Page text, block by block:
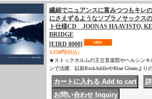
繊細でニュアンスに富みつつもキレ
にさえずるようなソプラノサックス
ト仕様CD JOONAS HAAVISTO,
BRIDGE
[EIRD 8008]
3,150円(税込)
★ストックホルムの王立音楽院やヘルシン
ンで活躍、以前RockAdilloやBlue Gleamよ